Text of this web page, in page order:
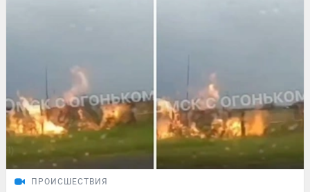
ПРОИСШЕСТВИЯ